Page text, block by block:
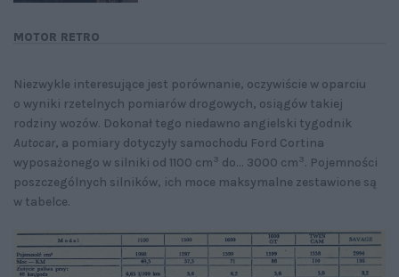
MOTOR RETRO
Niezwykle interesujące jest porównanie, oczywiście w oparciu
o wyniki rzetelnych pomiarów drogowych, osiągów takiej
rodziny wozów. Dokonał tego niedawno angielski tygodnik
Autocar, a pomiary dotyczyły samochodu Ford Cortina
wyposażonego w silniki od 1100 cm3 do... 3000 cm3. Pojemności
poszczególnych silników, ich moce maksymalne zestawione są
w tabelce.